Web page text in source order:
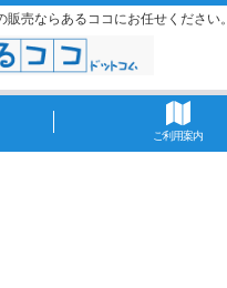
売ならあるココにお任せください。
ご利用案内